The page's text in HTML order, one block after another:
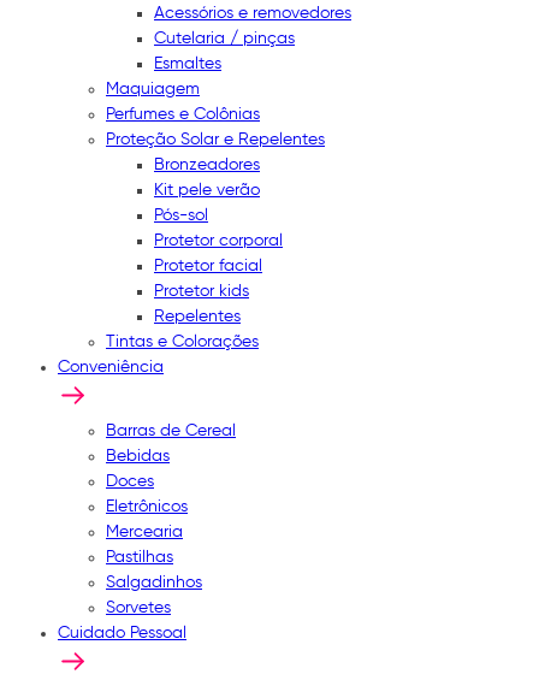
Acessórios e removedores
Cutelaria / pinças
Esmaltes
Maquiagem
Perfumes e Colônias
Proteção Solar e Repelentes
Bronzeadores
Kit pele verão
Pós-sol
Protetor corporal
Protetor facial
Protetor kids
Repelentes
Tintas e Colorações
Conveniência
Barras de Cereal
Bebidas
Doces
Eletrônicos
Mercearia
Pastilhas
Salgadinhos
Sorvetes
Cuidado Pessoal